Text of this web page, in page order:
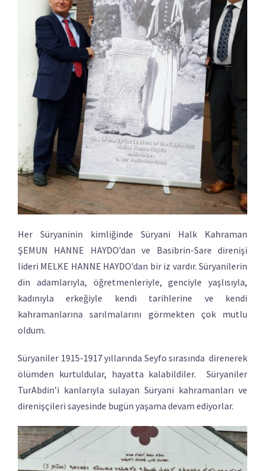
Her Süryaninin kimliğinde Süryani Halk Kahraman
ŞEMUN HANNE HAYDO’dan ve Basibrin-Sare direnişi
lideri MELKE HANNE HAYDO’dan bir iz vardır. Süryanilerin
din adamlarıyla, öğretmenleriyle, genciyle yaşlısıyla,
kadınıyla erkeğiyle kendi tarihlerine ve kendi
kahramanlarına sarılmalarını görmekten çok mutlu
oldum.
Süryaniler 1915-1917 yıllarında Seyfo sırasında direnerek
ölümden kurtuldular, hayatta kalabildiler. Süryaniler
TurAbdin’i kanlarıyla sulayan Süryani kahramanları ve
direnişçileri sayesinde bugün yaşama devam ediyorlar.